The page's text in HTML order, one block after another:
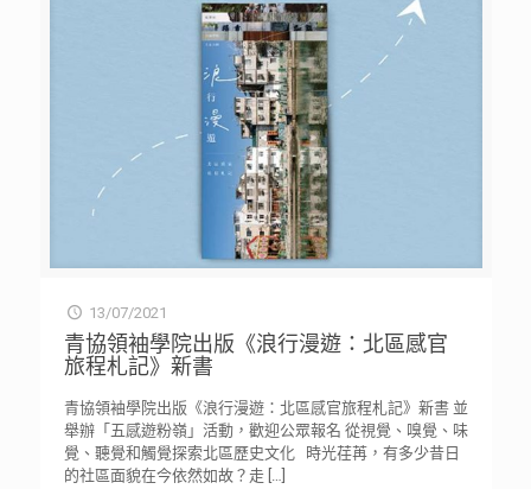
13/07/2021
青協領袖學院出版《浪行漫遊：北區感官
旅程札記》新書
青協領袖學院出版《浪行漫遊：北區感官旅程札記》新書 並
舉辦「五感遊粉嶺」活動，歡迎公眾報名 從視覺、嗅覺、味
覺、聽覺和觸覺探索北區歷史文化 時光荏苒，有多少昔日
的社區面貌在今依然如故？走 […]